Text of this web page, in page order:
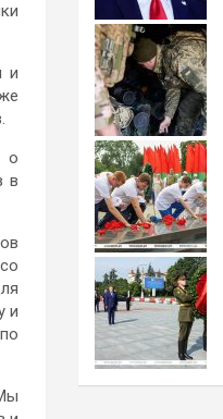
и
о
в
и